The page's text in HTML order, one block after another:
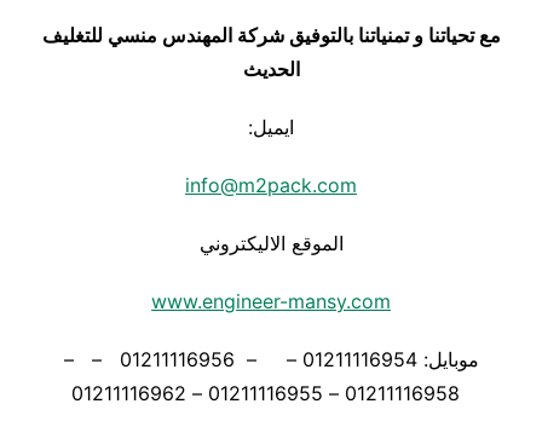
مع تحياتنا و تمنياتنا بالتوفيق شركة المهندس منسي للتغليف
الحديث
ايميل:
info@m2pack.com
الموقع الاليكتروني
www.engineer-mansy.com
موبايل: 01211116954 – – 01211116956 – –